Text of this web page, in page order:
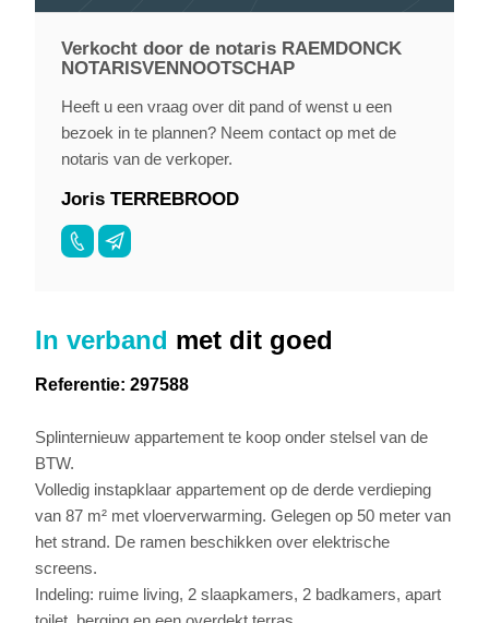
In verband met dit goed
Referentie: 297588
Splinternieuw appartement te koop onder stelsel van de
BTW.
Volledig instapklaar appartement op de derde verdieping
van 87 m² met vloerverwarming. Gelegen op 50 meter van
het strand. De ramen beschikken over elektrische
screens.
Indeling: ruime living, 2 slaapkamers, 2 badkamers, apart
Verkocht door de notaris RAEMDONCK
NOTARISVENNOOTSCHAP
Heeft u een vraag over dit pand of wenst u een
bezoek in te plannen? Neem contact op met de
notaris van de verkoper.
Joris TERREBROOD